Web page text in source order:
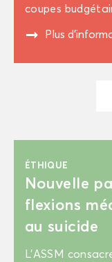
coupes
" Plus
ÉTHIQUE
Nou­velle
flexions
au sui­cide
L’ASSM